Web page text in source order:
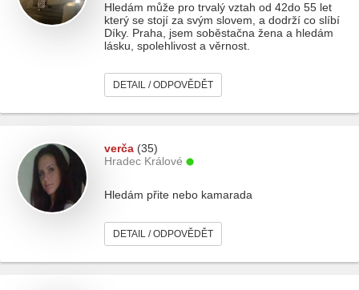
Hledám může pro trvalý vztah od 42do 55 let
který se stojí za svým slovem, a dodrží co slíbí
Díky. Praha, jsem soběstačna žena a hledám
lásku, spolehlivost a věrnost.
DETAIL / ODPOVĚDĚT
verča (35)
Hradec Králové
Hledám přite nebo kamarada
DETAIL / ODPOVĚDĚT